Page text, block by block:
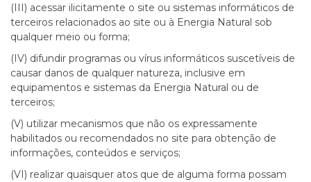
(III) acessar ilicitamente o site ou sistemas informáticos de
terceiros relacionados ao site ou à Energia Natural sob
qualquer meio ou forma;
(IV) difundir programas ou vírus informáticos suscetíveis de
causar danos de qualquer natureza, inclusive em
equipamentos e sistemas da Energia Natural ou de
terceiros;
(V) utilizar mecanismos que não os expressamente
habilitados ou recomendados no site para obtenção de
informações, conteúdos e serviços;
(VI) realizar quaisquer atos que de alguma forma possam